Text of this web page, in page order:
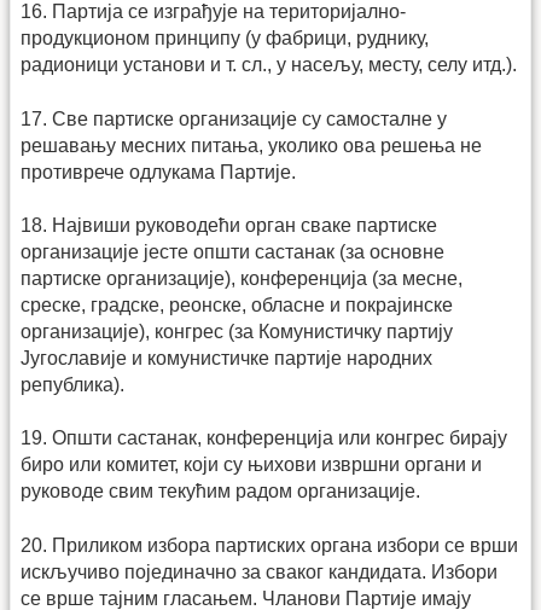
16. Партија се изграђује на територијално-
продукционом принципу (у фабрици, руднику,
радионици установи и т. сл., у насељу, месту, селу итд.).
17. Све партиске организације су самосталне у
решавању месних питања, уколико ова решења не
противрече одлукама Партије.
18. Највиши руководећи орган сваке партиске
организације јесте општи састанак (за основне
партиске организације), конференција (за месне,
среске, градске, реонске, обласне и покрајинске
организације), конгрес (за Комунистичку партију
Југославије и комунистичке партије народних
република).
19. Општи састанак, конференција или конгрес бирају
биро или комитет, који су њихови извршни органи и
руководе свим текућим радом организације.
20. Приликом избора партиских органа избори се врши
искључиво појединачно за сваког кандидата. Избори
се врше тајним гласањем. Чланови Партије имају